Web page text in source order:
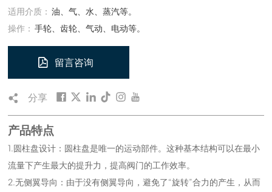
适用介质： 油、气、水、蒸汽等。
操作： 手轮、齿轮、气动、电动等。
留言咨询
分享
产品特点
1.圆柱盘设计：圆柱盘是唯一的运动部件。这种基本结构可以在最小
流量下产生最大的提升力，提高阀门的工作效率。
2.无侧翼导向：由于没有侧翼导向，避免了“旋转”合力的产生，从而